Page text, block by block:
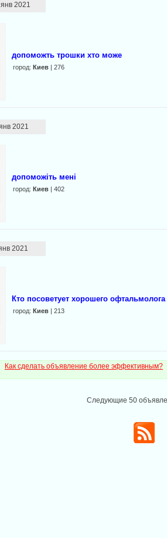
2021
допоможть трошки хто може
город: Киев| 276
2021
допоможіть мені
город: Киев| 402
2021
Кто посоветует хорошего офтальмолога
город: Киев| 213
Как сделать объявление более эффективным?
Следующие 50